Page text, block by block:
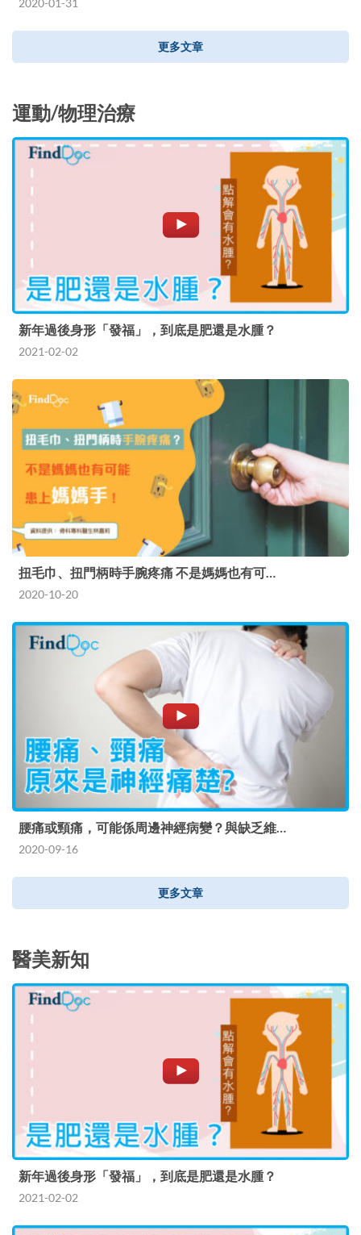
更多文章
運動/物理治療
新年過後身形「發福」，到底是肥還是水腫？
2021-02-02
扭毛巾、扭門柄時手腕疼痛 不是媽媽也有可…
2020-10-20
腰痛或頸痛，可能係周邊神經病變？與缺乏維…
2020-09-16
更多文章
醫美新知
新年過後身形「發福」，到底是肥還是水腫？
2021-02-02